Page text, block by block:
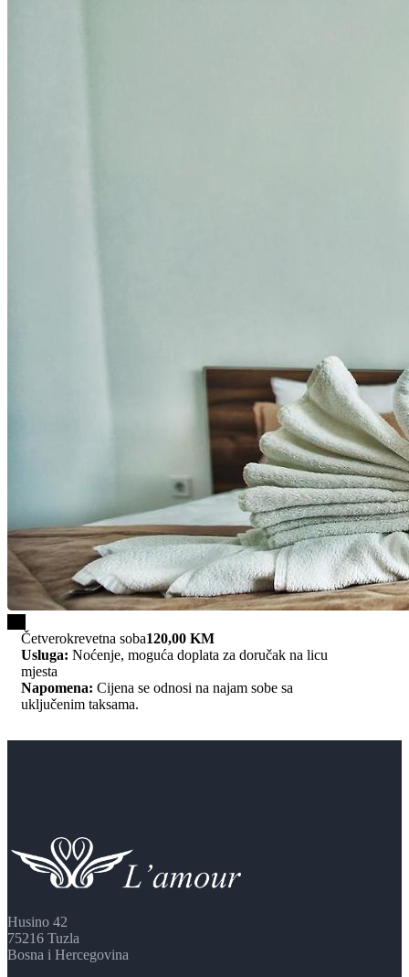
Četverokrevetna soba120,00 KM
Usluga: Noćenje, moguća doplata za doručak na licu
mjesta
Napomena: Cijena se odnosi na najam sobe sa
uključenim taksama.
Husino 42
75216 Tuzla
Bosna i Hercegovina